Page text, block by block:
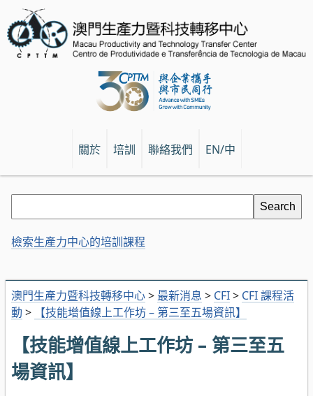
關於 培訓 聯絡我們 EN/中
澳門生產力暨科技轉移中心> 最新消息 > CFI> CFI 課程活
動 > 【技能增值線上工作坊 – 第三至五場資訊】
【技能增值線上工作坊 – 第三至五
場資訊】
檢索生產力中心的培訓課程